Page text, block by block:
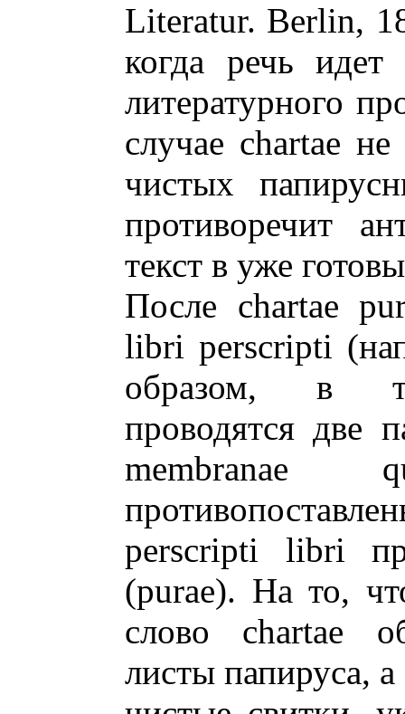
Literatur. Berlin,
когда речь
литературного
случае chartae
чистых
противоречит
текст в уже
После chartae
libri perscripti
образом, в
проводятся две
perscripti libri
(purae). На то,
слово chartae
листы папируса, а